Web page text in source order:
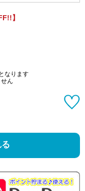
】
なります
ん